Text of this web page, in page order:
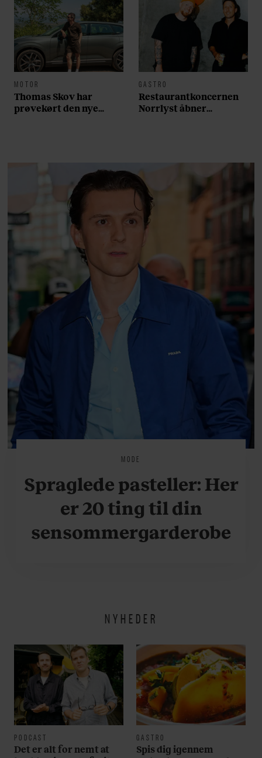
MOTOR
Thomas Skov har
prøvekørt den nye
GASTRO
Restaurantkoncernen
Norrlyst åbner
MODE
Spraglede pasteller: Her
er 20 ting til din
sensommergarderobe
NYHEDER
PODCAST
Det er alt for nemt at
GASTRO
Spis dig igennem